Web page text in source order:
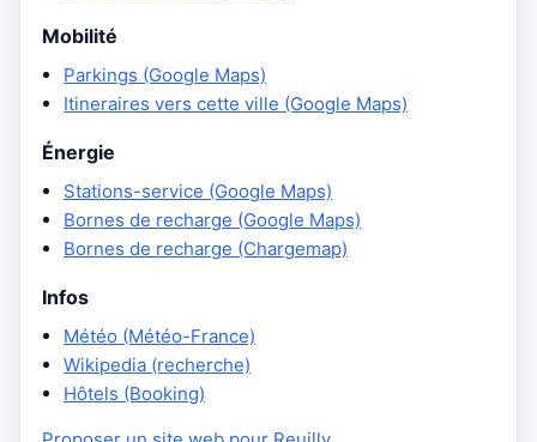
Mobilité
Parkings (Google Maps)
Itineraires vers cette ville (Google Maps)
Énergie
Stations-service (Google Maps)
Bornes de recharge (Google Maps)
Bornes de recharge (Chargemap)
Infos
Météo (Météo-France)
Wikipedia (recherche)
Hôtels (Booking)